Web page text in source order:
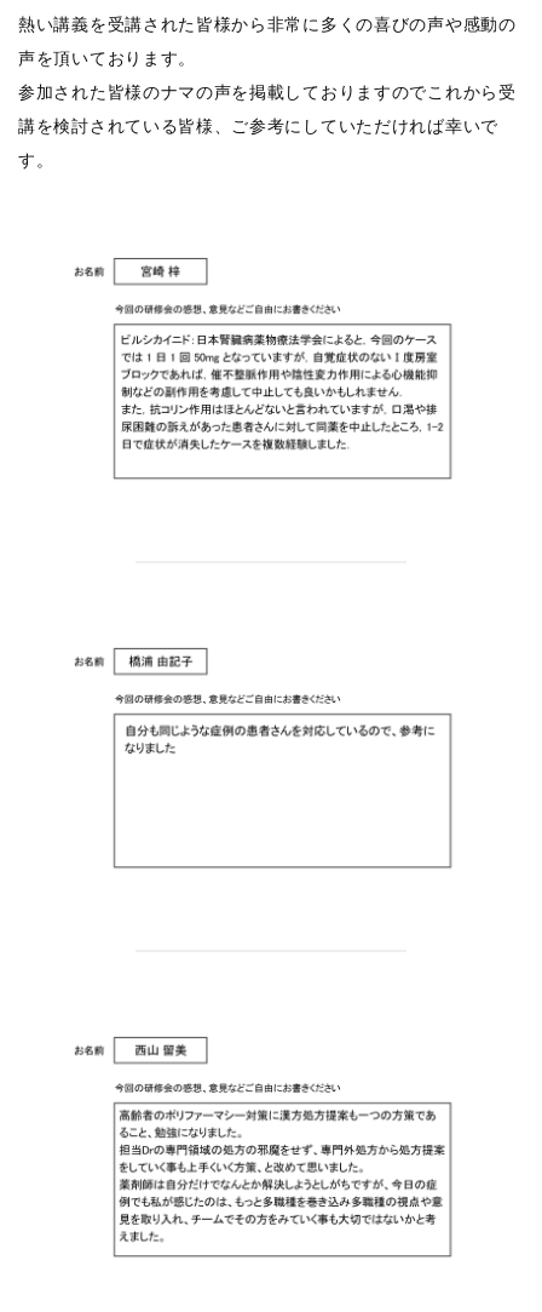
熱い講義を受講された皆様から非常に多くの喜びの声や感動の
声を頂いております。
参加された皆様のナマの声を掲載しておりますのでこれから受
講を検討されている皆様、ご参考にしていただければ幸いで
す。